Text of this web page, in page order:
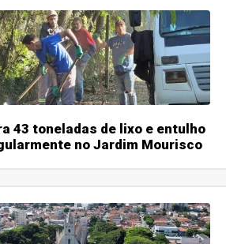
43 toneladas de lixo e entulho
no Jardim Mourisco